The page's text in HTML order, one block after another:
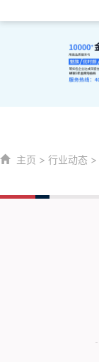
主页 > 行业动态 >